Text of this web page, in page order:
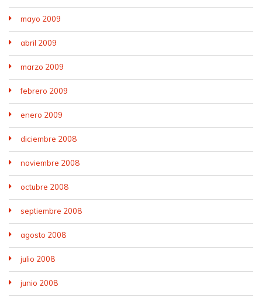
mayo 2009
abril 2009
marzo 2009
febrero 2009
enero 2009
diciembre 2008
noviembre 2008
octubre 2008
septiembre 2008
agosto 2008
julio 2008
junio 2008